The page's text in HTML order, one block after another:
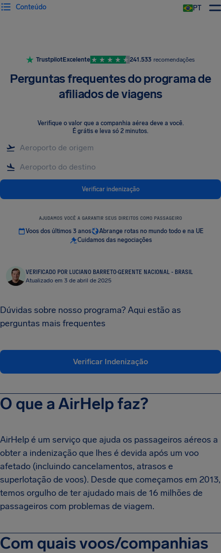
PT
Conteúdo
TrustpilotExcelente 241.533 recomendações
Perguntas frequentes do programa de
afiliados de viagens
Verifique o valor que a companhia aérea deve a você.
É grátis e leva só 2 minutos.
Verificar indenização
AJUDAMOS VOCÊ A GARANTIR SEUS DIREITOS COMO PASSAGEIRO
Voos dos últimos 3 anos
Abrange rotas no mundo todo e na UE
Cuidamos das negociações
VERIFICADO POR LUCIANO BARRETO·GERENTE NACIONAL - BRASIL
Atualizado em 3 de abril de 2025
Dúvidas sobre nosso programa? Aqui estão as
perguntas mais frequentes
Verificar Indenização
O que a AirHelp faz?
AirHelp é um serviço que ajuda os passageiros aéreos a
obter a indenização que lhes é devida após um voo
afetado (incluindo cancelamentos, atrasos e
superlotação de voos). Desde que começamos em 2013,
temos orgulho de ter ajudado mais de 16 milhões de
passageiros com problemas de viagem.
Com quais voos/companhias